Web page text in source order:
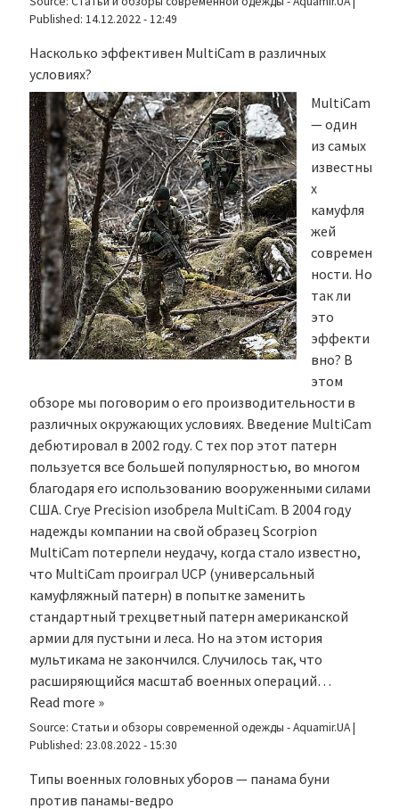
Published: 14.12.2022 - 12:49
Насколько эффективен MultiCam в различных
условиях?
MultiCam
— один
из самых
известны
х
камуфля
жей
современ
ности. Но
так ли
это
эффекти
вно? В
этом
обзоре мы поговорим о его производительности в
различных окружающих условиях. Введение MultiCam
дебютировал в 2002 году. С тех пор этот патерн
пользуется все большей популярностью, во многом
благодаря его использованию вооруженными силами
США. Crye Precision изобрела MultiCam. В 2004 году
надежды компании на свой образец Scorpion
MultiCam потерпели неудачу, когда стало известно,
что MultiCam проиграл UCP (универсальный
камуфляжный патерн) в попытке заменить
стандартный трехцветный патерн американской
армии для пустыни и леса. Но на этом история
мультикама не закончился. Случилось так, что
расширяющийся масштаб военных операций…
Read more »
Source: Статьи и обзоры современной одежды - Aquamir.UA|
Published: 23.08.2022 - 15:30
Типы военных головных уборов — панама буни
против панамы-ведро